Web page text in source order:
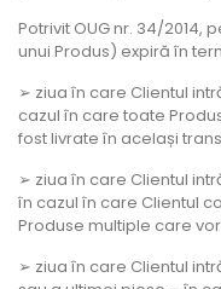
Potrivit OUG nr. 34/
unui Produs) expiră în
➢ ziua în care Clientul
cazul în care toate
fost livrate în același
➢ ziua în care Clientul
în cazul în care Clientul
Produse multiple care
➢ ziua în care Clientul